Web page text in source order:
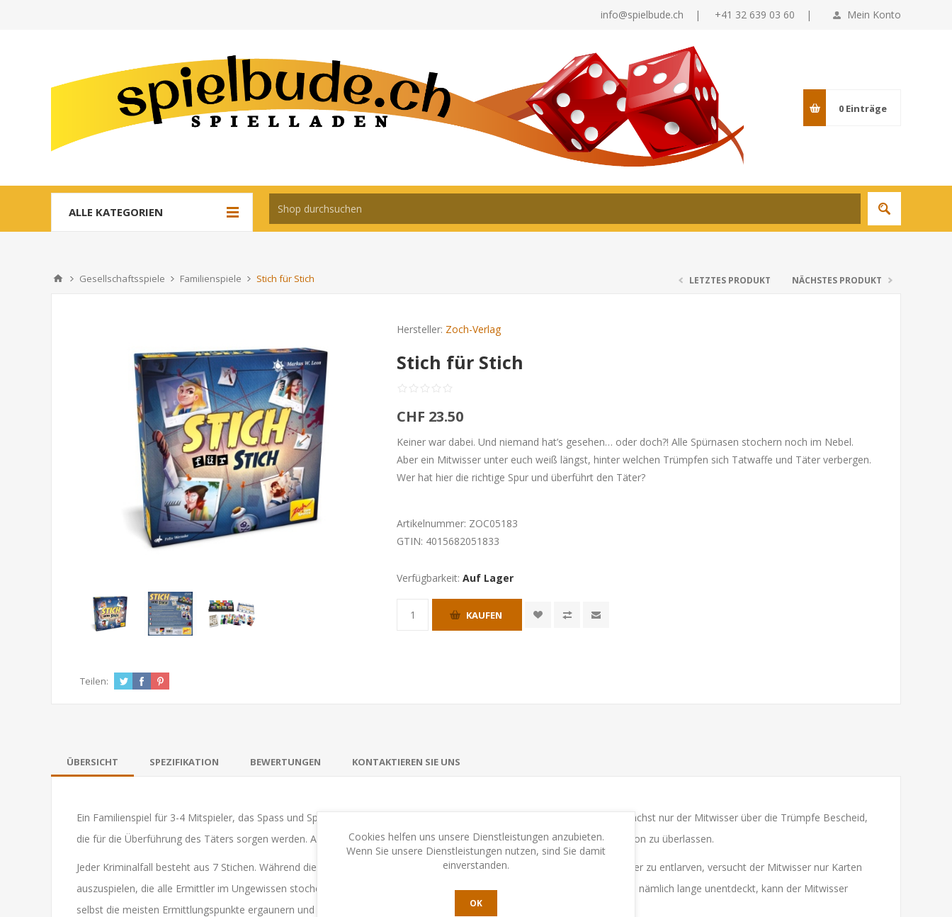
Mein Konto
info@spielbude.ch | +41 32 639 03 60 |
0 Einträge
ALLE KATEGORIEN
Gesellschaftsspiele Familienspiele Stich für Stich LETZTES PRODUKT NÄCHSTES PRODUKT
Hersteller: Zoch-Verlag
Stich für Stich
CHF 23.50
Keiner war dabei. Und niemand hat’s gesehen… oder doch?! Alle Spürnasen stochern noch im Nebel.
Aber ein Mitwisser unter euch weiß längst, hinter welchen Trümpfen sich Tatwaffe und Täter verbergen.
Wer hat hier die richtige Spur und überführt den Täter?
Artikelnummer: ZOC05183
GTIN: 4015682051833
Verfügbarkeit: Auf Lager
KAUFEN
Teilen:
ÜBERSICHT SPEZIFIKATION BEWERTUNGEN KONTAKTIEREN SIE UNS
Ein Familienspiel für 3-4 Mitspieler, das Spass und Spannung an jeden Tisch bringt! Bei diesem Krimi-Kartenspiel weiß zunächst nur der Mitwisser über die Trümpfe Bescheid,
die für die Überführung des Täters sorgen werden. Aber er denkt nicht im Traum daran, seinen Mitspielern diese Information zu überlassen.
Jeder Kriminalfall besteht aus 7 Stichen. Während die Spürnasen Stich für Stich ihr Bestes geben, die Tatwaffe und den Täter zu entlarven, versucht der Mitwisser nur Karten
auszuspielen, die alle Ermittler im Ungewissen stochern lassen und auf falsche Fährten führen. Bleiben Täter und Tatwaffe nämlich lange unentdeckt, kann der Mitwisser
selbst die meisten Ermittlungspunkte ergaunern und den Spürnasen so eine Nasenlänge voraus bleiben.
Cookies helfen uns unsere Dienstleistungen anzubieten.
Wenn Sie unsere Dienstleistungen nutzen, sind Sie damit
einverstanden.
OK